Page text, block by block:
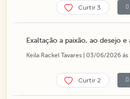
Curtir 3
Exaltação a paixão, ao desejo e
Keila Rackel Tavares | 03/06/2026 ás
Curtir 2